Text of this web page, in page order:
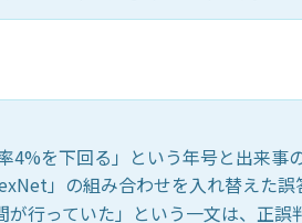
を下回る」という年号と出来事
」の組み合わせを入れ替えた誤
行っていた」という一文は、正